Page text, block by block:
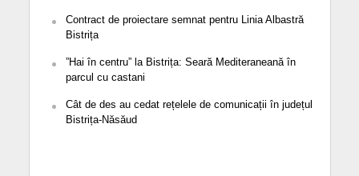
Contract de proiectare semnat pentru Linia Albastră
Bistrița
”Hai în centru” la Bistrița: Seară Mediteraneană în
parcul cu castani
Cât de des au cedat rețelele de comunicații în județul
Bistrița-Năsăud